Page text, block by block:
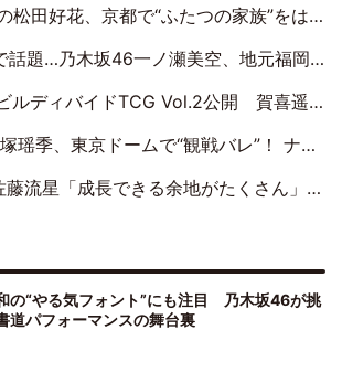
で“ふたつの家族”をはしご！ “母”黒谷友香に見送られ、“父”松岡昌宏とはハシゴ酒
坂46一ノ瀬美空、地元福岡『めんべい25周年トップサポーター』に就任
ドTCG Vol.2公開 賀喜遥香＆田村真佑が『京まふ』ステージに登壇
観戦バレ”！ ナイツ・塙も認めた「巨人に詳しすぎるアイドル」は元VENUSスクール生で杉内コーチ推し⁉
できる余地がたくさん」、本田高優「何度見ても飽きない公演に」
の“やる気フォント”にも注目 乃木坂46が挑
道パフォーマンスの舞台裏